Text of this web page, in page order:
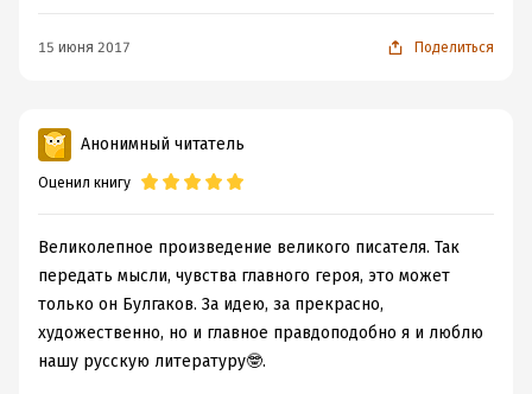
15 июня 2017 Поделиться
Анонимный читатель
Оценил книгу
Великолепное произведение великого писателя. Так
передать мысли, чувства главного героя, это может
только он Булгаков. За идею, за прекрасно,
художественно, но и главное правдоподобно я и люблю
нашу русскую литературу🤓.